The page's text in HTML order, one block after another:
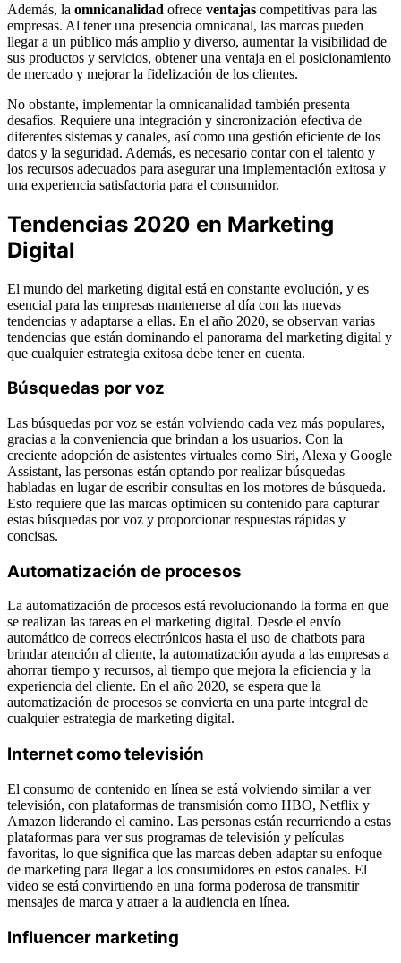
Además, la omnicanalidad ofrece ventajas competitivas para las
empresas. Al tener una presencia omnicanal, las marcas pueden
llegar a un público más amplio y diverso, aumentar la visibilidad de
sus productos y servicios, obtener una ventaja en el posicionamiento
de mercado y mejorar la fidelización de los clientes.
No obstante, implementar la omnicanalidad también presenta
desafíos. Requiere una integración y sincronización efectiva de
diferentes sistemas y canales, así como una gestión eficiente de los
datos y la seguridad. Además, es necesario contar con el talento y
los recursos adecuados para asegurar una implementación exitosa y
una experiencia satisfactoria para el consumidor.
Tendencias 2020 en Marketing
Digital
El mundo del marketing digital está en constante evolución, y es
esencial para las empresas mantenerse al día con las nuevas
tendencias y adaptarse a ellas. En el año 2020, se observan varias
tendencias que están dominando el panorama del marketing digital y
que cualquier estrategia exitosa debe tener en cuenta.
Búsquedas por voz
Las búsquedas por voz se están volviendo cada vez más populares,
gracias a la conveniencia que brindan a los usuarios. Con la
creciente adopción de asistentes virtuales como Siri, Alexa y Google
Assistant, las personas están optando por realizar búsquedas
habladas en lugar de escribir consultas en los motores de búsqueda.
Esto requiere que las marcas optimicen su contenido para capturar
estas búsquedas por voz y proporcionar respuestas rápidas y
concisas.
Automatización de procesos
La automatización de procesos está revolucionando la forma en que
se realizan las tareas en el marketing digital. Desde el envío
automático de correos electrónicos hasta el uso de chatbots para
brindar atención al cliente, la automatización ayuda a las empresas a
ahorrar tiempo y recursos, al tiempo que mejora la eficiencia y la
experiencia del cliente. En el año 2020, se espera que la
automatización de procesos se convierta en una parte integral de
cualquier estrategia de marketing digital.
Internet como televisión
El consumo de contenido en línea se está volviendo similar a ver
televisión, con plataformas de transmisión como HBO, Netflix y
Amazon liderando el camino. Las personas están recurriendo a estas
plataformas para ver sus programas de televisión y películas
favoritas, lo que significa que las marcas deben adaptar su enfoque
de marketing para llegar a los consumidores en estos canales. El
video se está convirtiendo en una forma poderosa de transmitir
mensajes de marca y atraer a la audiencia en línea.
Influencer marketing